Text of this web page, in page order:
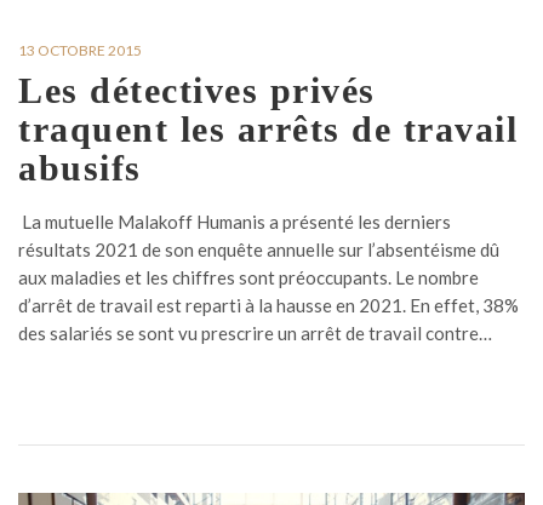
13 OCTOBRE 2015
Les détectives privés
traquent les arrêts de travail
abusifs
La mutuelle Malakoff Humanis a présenté les derniers
résultats 2021 de son enquête annuelle sur l’absentéisme dû
aux maladies et les chiffres sont préoccupants. Le nombre
d’arrêt de travail est reparti à la hausse en 2021. En effet, 38%
des salariés se sont vu prescrire un arrêt de travail contre…